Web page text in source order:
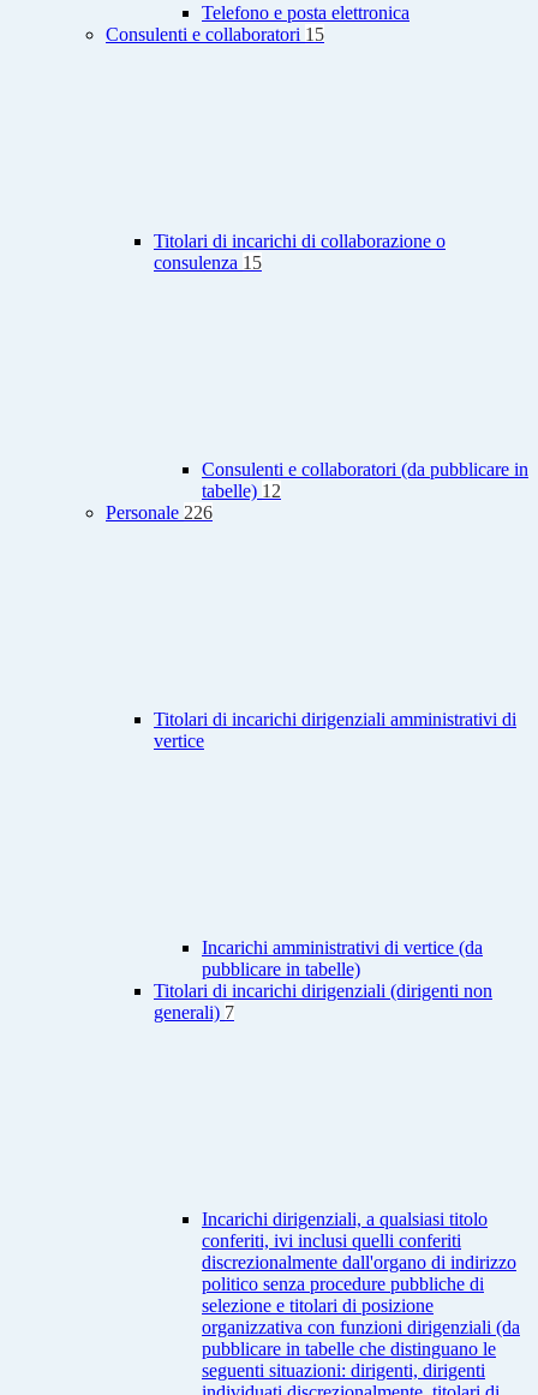
Telefono e posta elettronica
Consulenti e collaboratori 15
Titolari di incarichi di collaborazione o
consulenza 15
Consulenti e collaboratori (da pubblicare in
tabelle) 12
Personale 226
Titolari di incarichi dirigenziali amministrativi di
vertice
Incarichi amministrativi di vertice (da
pubblicare in tabelle)
Titolari di incarichi dirigenziali (dirigenti non
generali) 7
Incarichi dirigenziali, a qualsiasi titolo
conferiti, ivi inclusi quelli conferiti
discrezionalmente dall'organo di indirizzo
politico senza procedure pubbliche di
selezione e titolari di posizione
organizzativa con funzioni dirigenziali (da
pubblicare in tabelle che distinguano le
seguenti situazioni: dirigenti, dirigenti